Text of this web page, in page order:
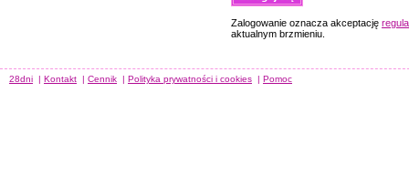
Zalogowanie oznacza akceptację
aktualnym brzmieniu.
28dni | Kontakt | Cennik | Polityka prywatności i cookies | Pomoc